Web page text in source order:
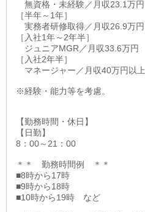
無資格・未経験／月収23.1万円
［半年～1年］
実務者研修取得／月収26.9万円
［入社1年～2年半］
ジュニアMGR／月収33.6万円
［入社2年半］
マネージャー／月収40万円以上
※経験・能力等を考慮。
【勤務時間・休日】
【日勤】
8：00～21：00
＊＊ 勤務時間例 ＊＊
■8時から17時
■9時から18時
■10時から19時 など